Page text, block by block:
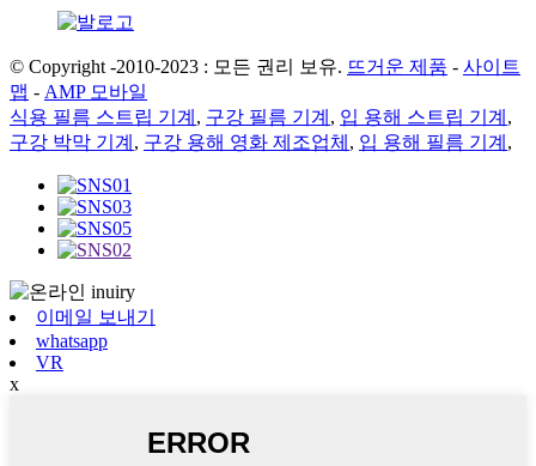
© Copyright -2010-2023 : 모든 권리 보유. 뜨거운 제품 - 사이트
맵 - AMP 모바일
식용 필름 스트립 기계 , 구강 필름 기계 , 입 용해 스트립 기계 ,
구강 박막 기계 , 구강 용해 영화 제조업체 , 입 용해 필름 기계 ,
이메일 보내기
whatsapp
VR
x